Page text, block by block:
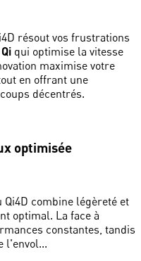
résout vos frustrations
Qi qui optimise la vitesse
maximise votre
en offrant une
décentrés.
optimisée
Qi4D combine légèreté et
optimal. La face à
constantes, tandis
l'envol...